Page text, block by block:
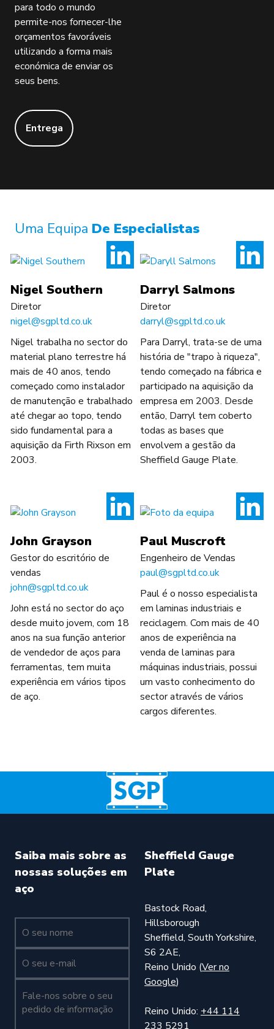
para todo o mundo
permite-nos fornecer-lhe
orçamentos favoráveis
utilizando a forma mais
económica de enviar os
seus bens.
Entrega
Uma Equipa De Especialistas
Nigel Southern
Diretor
nigel@sgpltd.co.uk
Nigel trabalha no sector do
material plano terrestre há
mais de 40 anos, tendo
começado como instalador
de manutenção e trabalhado
até chegar ao topo, tendo
sido fundamental para a
aquisição da Firth Rixson em
2003.
Darryl Salmons
Diretor
darryl@sgpltd.co.uk
Para Darryl, trata-se de uma
história de "trapo à riqueza",
tendo começado na fábrica e
participado na aquisição da
empresa em 2003. Desde
então, Darryl tem coberto
todas as bases que
envolvem a gestão da
Sheffield Gauge Plate.
John Grayson
Gestor do escritório de
vendas
john@sgpltd.co.uk
John está no sector do aço
desde muito jovem, com 18
anos na sua função anterior
de vendedor de aços para
ferramentas, tem muita
experiência em vários tipos
de aço.
Paul Muscroft
Engenheiro de Vendas
paul@sgpltd.co.uk
Paul é o nosso especialista
em laminas industriais e
reciclagem. Com mais de 40
anos de experiência na
venda de laminas para
máquinas industriais, possui
um vasto conhecimento do
sector através de vários
cargos diferentes.
Saiba mais sobre as
nossas soluções em
aço
Fale-nos sobre o seu pedido de informação (obrigatório)
Sheffield Gauge
Plate
Bastock Road,
Hillsborough
Sheffield, South Yorkshire,
S6 2AE,
Reino Unido (Ver no
Google)
Reino Unido: +44 114
233 5291